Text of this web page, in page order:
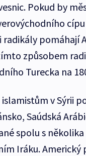
Pokud by
radikály pomáhají
způsobem
Turecka na
v Sýrii
Saúdská
spolu s
Iráku.